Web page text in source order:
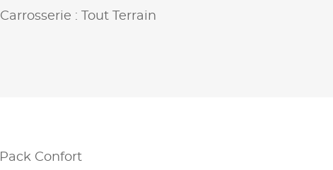
Carrosserie : Tout Terrain
Pack Confort